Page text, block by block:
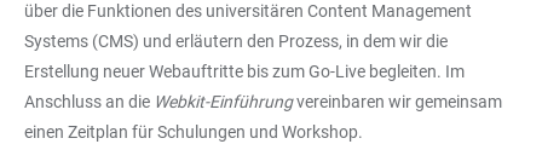
über die Funktionen des universitären Content Management
Systems (CMS) und erläutern den Prozess, in dem wir die
Erstellung neuer Webauftritte bis zum Go-Live begleiten. Im
Anschluss an die Webkit-Einführungvereinbaren wir gemeinsam
einen Zeitplan für Schulungen und Workshop.